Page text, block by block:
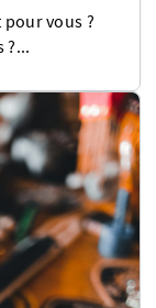
vous ?
?...